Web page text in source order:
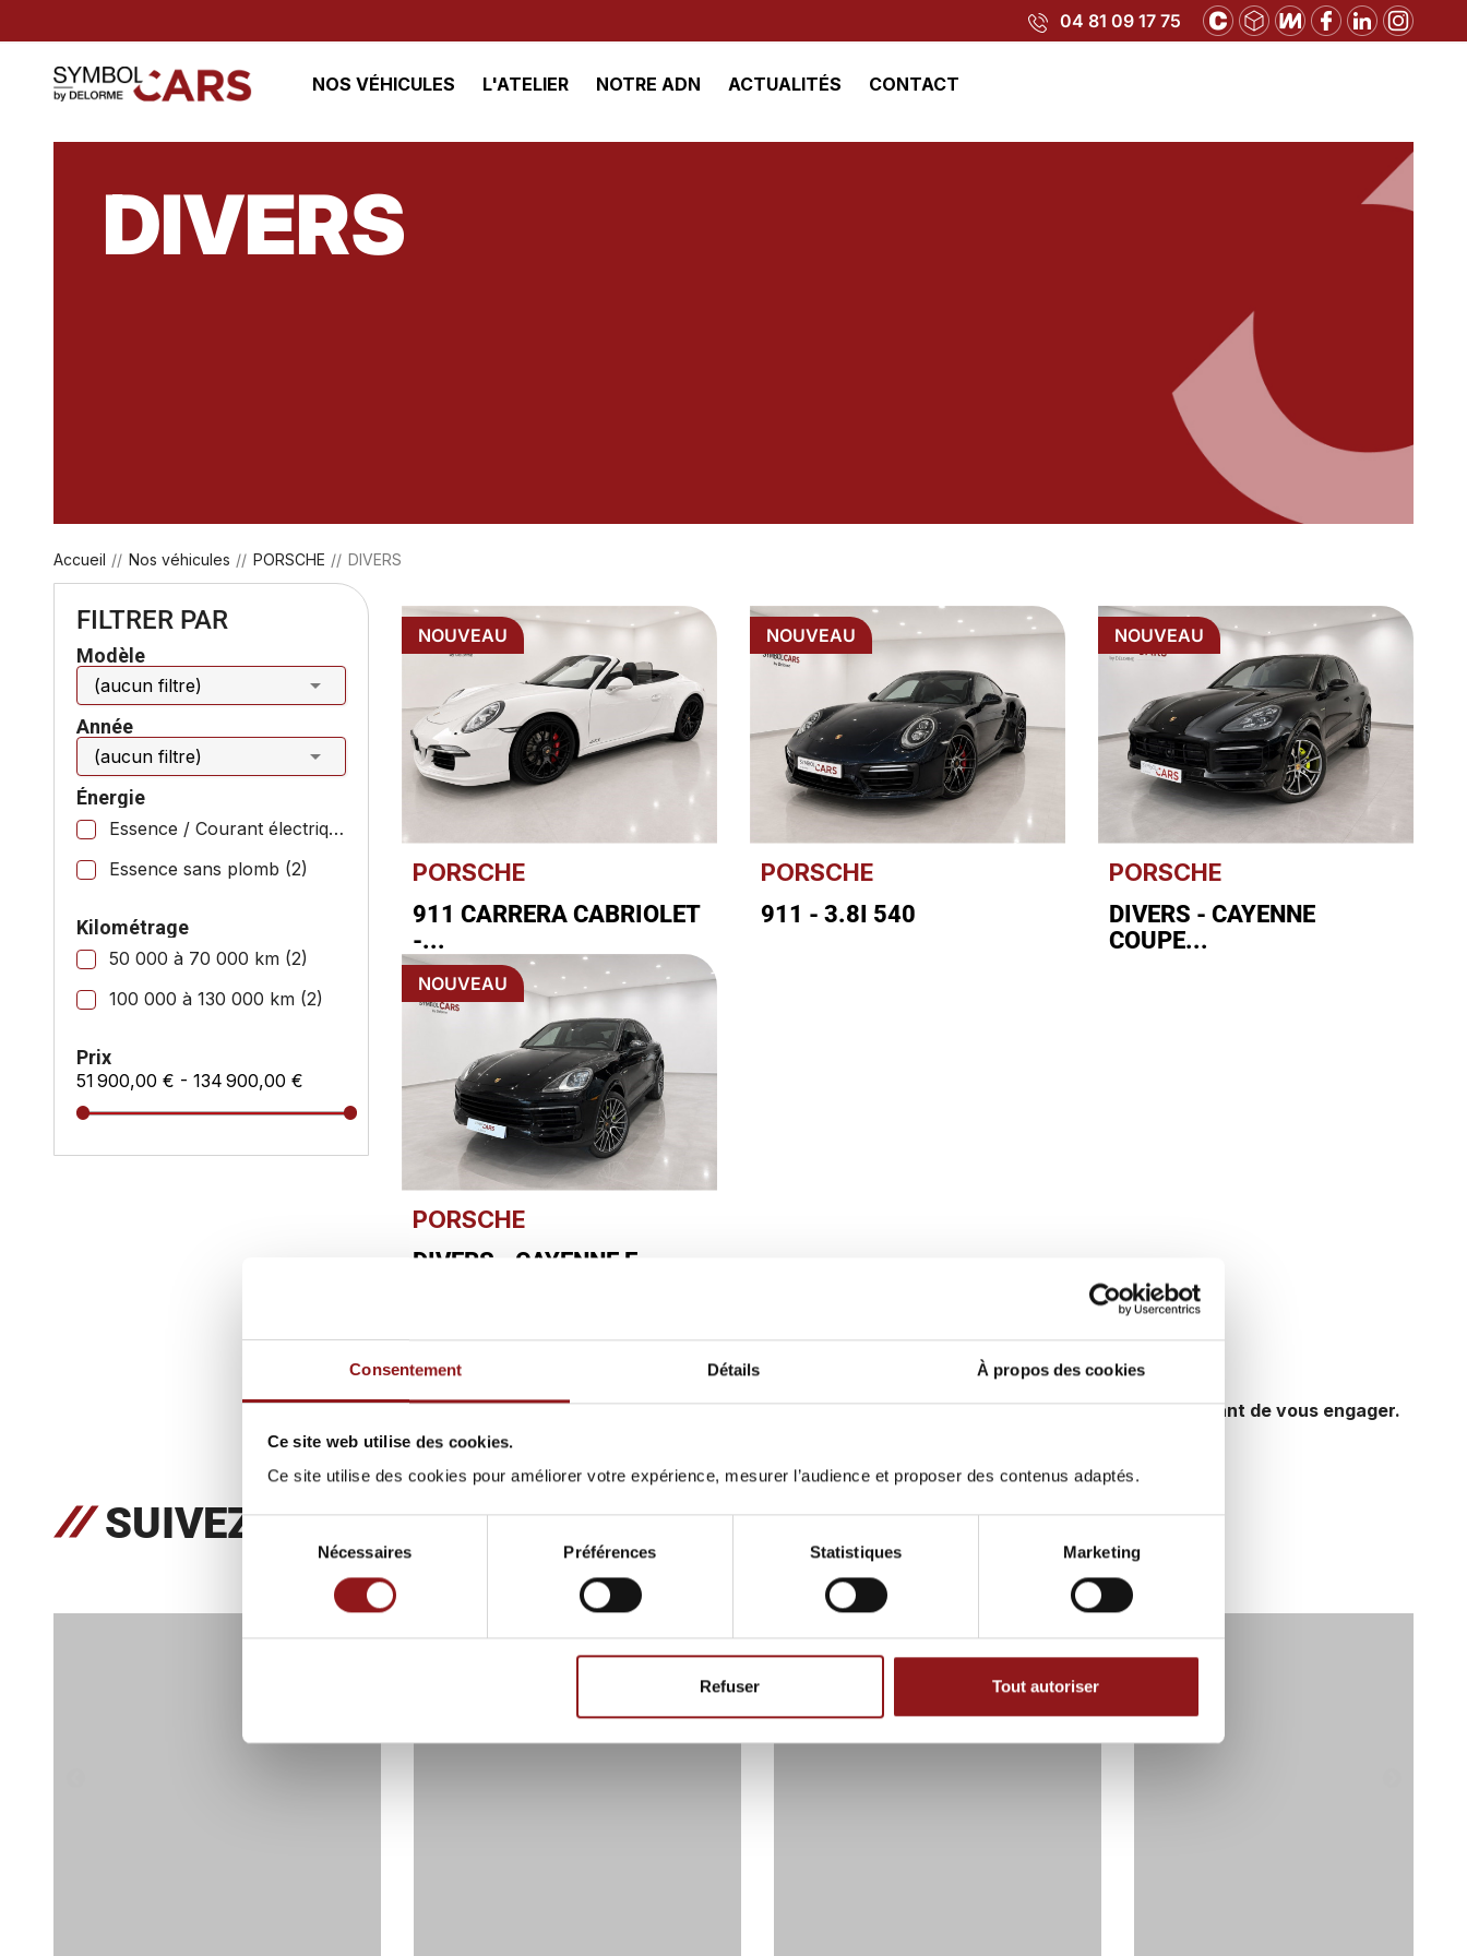
Consentement Détails À propos des cookies
Ce site web utilise des cookies.
Ce site utilise des cookies pour améliorer votre expérience, mesurer l’audience et proposer des contenus adaptés.
Sélection
consentement
Nécessaires Préférences Statistiques Marketing
Refuser Tout autoriser
04 81 09 17 75
NOS VÉHICULES L'ATELIER NOTRE ADN ACTUALITÉS CONTACT
DIVERS
Accueil Nos véhicules PORSCHE DIVERS
FILTRER PAR
Modèle
(aucun filtre) 
Année
(aucun filtre) 
Énergie
Essence / Courant électrique
Essence sans plomb (2)
Kilométrage
50 000 à 70 000 km (2)
100 000 à 130 000 km (2)
Prix
51 900,00 € - 134 900,00 €
PORSCHE
911 CARRERA CABRIOLET
-...
NOUVEAU
PORSCHE
911 - 3.8I 540
NOUVEAU
PORSCHE
DIVERS - CAYENNE
COUPE...
NOUVEAU
PORSCHE
DIVERS - CAYENNE E-
NOUVEAU
Affichage 1-4 de 4 article(s)
Un crédit vous engage et doit être remboursé. Vérifiez vos capacités de remboursement avant de vous engager.
SUIVEZ NOUS SUR INSTAGRAM